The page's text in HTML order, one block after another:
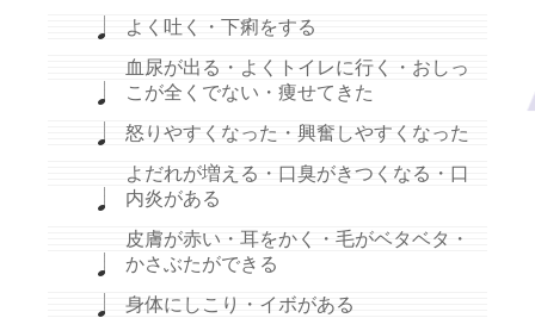
よく吐く・下痢をする
血尿が出る・よくトイレに行く・おしっ
こが全くでない・痩せてきた
怒りやすくなった・興奮しやすくなった
よだれが増える・口臭がきつくなる・口
内炎がある
皮膚が赤い・耳をかく・毛がベタベタ・
かさぶたができる
身体にしこり・イボがある